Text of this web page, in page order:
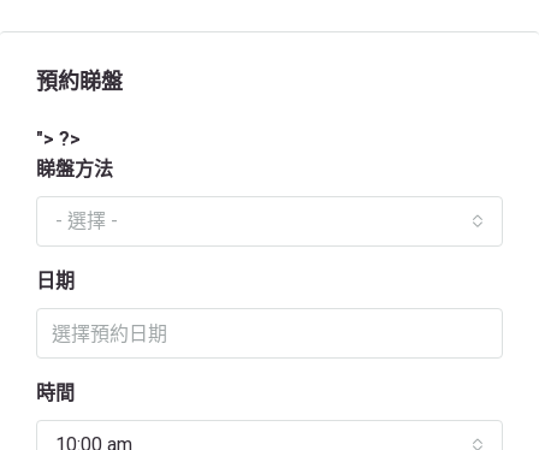
預約睇盤
"> ?>
睇盤方法
- 選擇 -
日期
時間
10:00 am